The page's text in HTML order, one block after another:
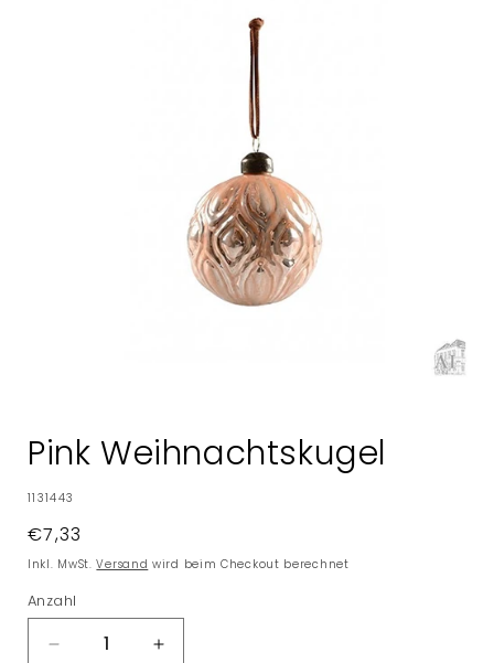
Modal
öffnen
Pink Weihnachtskugel
SKU:
1131443
Normaler
Preis
€7,33
Inkl. MwSt.Versand wird beim Checkout berechnet
Anzahl
Verringere
Erhöhe